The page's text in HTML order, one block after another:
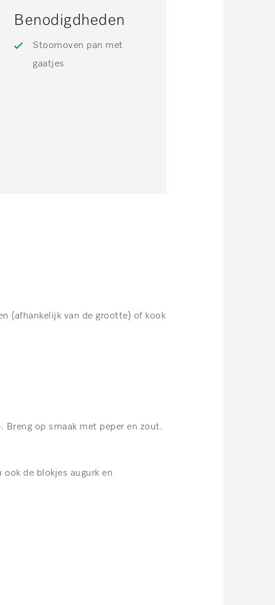
Benodigdheden
Stoomoven pan met
gaatjes
(afhankelijk van de grootte) of kook
Breng op smaak met peper en zout.
de blokjes augurk en